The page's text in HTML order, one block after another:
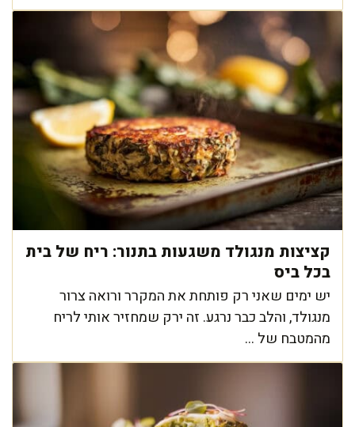
קציצות מנגולד משגעות בתנור: ריח של בית
בכל ביס
יש ימים שאני רק פותחת את המקרר ורואה צרור
מנגולד, והלב כבר נרגע. זה ירק שמחזיר אותי לריח
מהמטבח של ...